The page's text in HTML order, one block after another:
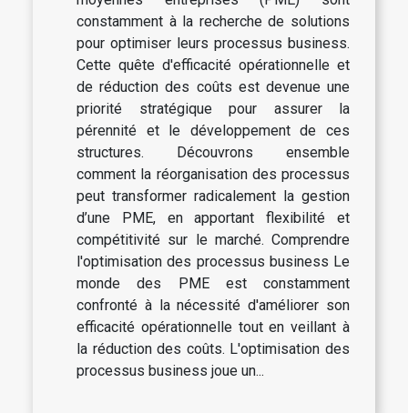
constamment à la recherche de solutions
pour optimiser leurs processus business.
Cette quête d'efficacité opérationnelle et
de réduction des coûts est devenue une
priorité stratégique pour assurer la
pérennité et le développement de ces
structures. Découvrons ensemble
comment la réorganisation des processus
peut transformer radicalement la gestion
d’une PME, en apportant flexibilité et
compétitivité sur le marché. Comprendre
l'optimisation des processus business Le
monde des PME est constamment
confronté à la nécessité d'améliorer son
efficacité opérationnelle tout en veillant à
la réduction des coûts. L'optimisation des
processus business joue un...